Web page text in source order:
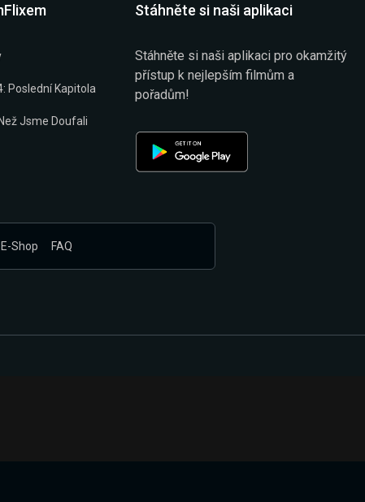
Poslední Kapitola
Jsme Doufali
Stáhněte si naši aplikaci
Stáhněte si naši aplikaci pro okamžitý
přístup k nejlepším filmům a
pořadům!
E-Shop FAQ